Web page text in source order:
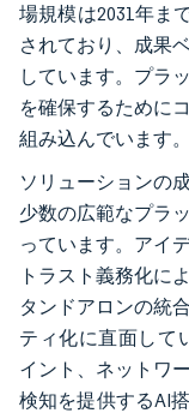
場規模は2031年ま
されており、成果
しています。プラ
を確保するために
組み込んでいます。
ソリューションの
少数の広範なプラ
っています。アイ
トラスト義務化に
タンドアロンの統
ティ化に直面して
イント、ネットワ
検知を提供するAI